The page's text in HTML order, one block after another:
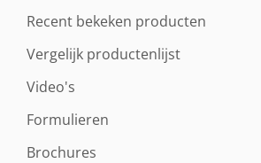
Recent bekeken producten
Vergelijk productenlijst
Video's
Formulieren
Brochures